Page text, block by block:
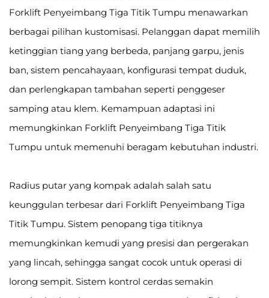
Forklift Penyeimbang Tiga Titik Tumpu menawarkan
berbagai pilihan kustomisasi. Pelanggan dapat memilih
ketinggian tiang yang berbeda, panjang garpu, jenis
ban, sistem pencahayaan, konfigurasi tempat duduk,
dan perlengkapan tambahan seperti penggeser
samping atau klem. Kemampuan adaptasi ini
memungkinkan Forklift Penyeimbang Tiga Titik
Tumpu untuk memenuhi beragam kebutuhan industri.
Radius putar yang kompak adalah salah satu
keunggulan terbesar dari Forklift Penyeimbang Tiga
Titik Tumpu. Sistem penopang tiga titiknya
memungkinkan kemudi yang presisi dan pergerakan
yang lincah, sehingga sangat cocok untuk operasi di
lorong sempit. Sistem kontrol cerdas semakin